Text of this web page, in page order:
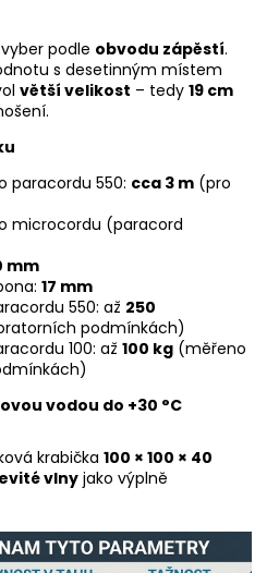
podle obvodu zápěstí.
s desetinným místem
větší velikost – tedy 19 cm
paracordu 550: cca 3 m (pro
microcordu (paracord
mm
17 mm
550: až 250
podmínkách)
100: až 100 kg (měřeno
vodou do +30 °C
krabička 100 × 100 × 40
vlnyjako výplně